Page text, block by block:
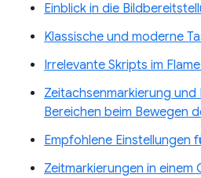
Einblick in die
Klassische und moderne
Irrelevante Skripts im
Zeitachsenmarkierung
Bereichen beim Bewegen
Empfohlene Einstellungen
Zeitmarkierungen in einem